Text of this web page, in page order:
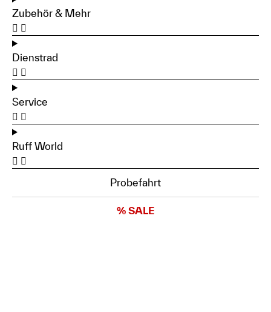
Zubehör & Mehr
Dienstrad
Service
Ruff World
Probefahrt
% SALE